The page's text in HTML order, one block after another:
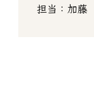
担当：加藤